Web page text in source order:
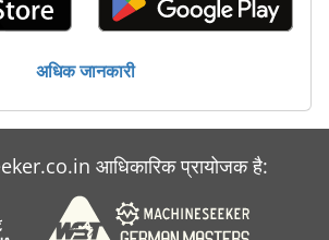
अधिक जानकारी
आधिकारिक प्रायोजक है: